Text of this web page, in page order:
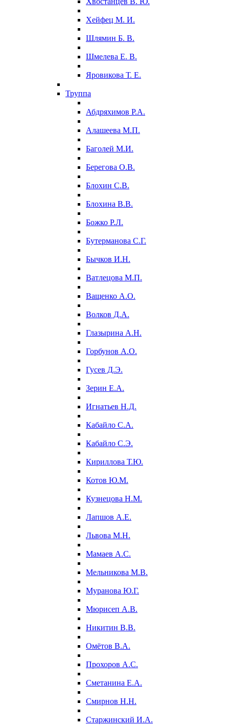
Хейфец М. И.
Шлямин Б. В.
Шмелева Е. В.
Яровикова Т. Е.
Труппа
Абдряхимов Р.А.
Алашеева М.П.
Баголей М.И.
Берегова О.В.
Блохин С.В.
Блохина В.В.
Божко Р.Л.
Бутерманова С.Г.
Бычков И.Н.
Ватлецова М.П.
Ващенко А.О.
Волков Д.А.
Глазырина А.Н.
Горбунов А.О.
Гусев Д.Э.
Зерин Е.А.
Игнатьев Н.Д.
Кабайло С.А.
Кабайло С.Э.
Кириллова Т.Ю.
Котов Ю.М.
Кузнецова Н.М.
Лапшов А.Е.
Львова М.Н.
Мамаев А.С.
Мельникова М.В.
Муранова Ю.Г.
Мюрисеп А.В.
Никитин В.В.
Омётов В.А.
Прохоров А.С.
Сметанина Е.А.
Смирнов Н.Н.
Старжинский И.А.